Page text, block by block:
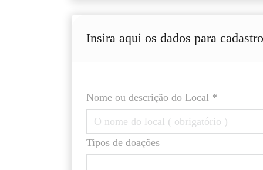
Insira aqui os dados para cadastro
Nome ou descrição do Local *
Tipos de doações